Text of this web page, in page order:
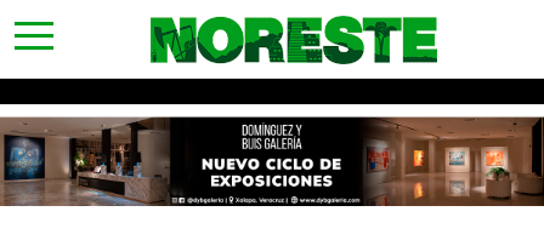
toggle
navigation